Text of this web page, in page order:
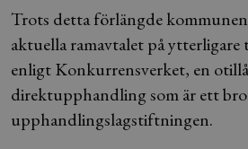
Trots detta förlängde
aktuella ramavtalet på ytterligare
enligt Konkurrensverket, en
direktupphandling som är ett
upphandlingslagstiftningen.